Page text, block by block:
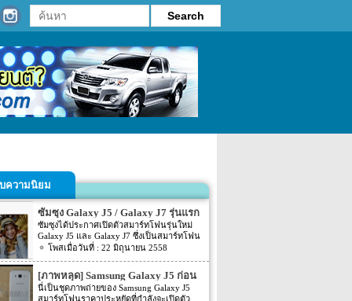
ความนิยม
ซัมซุง Galaxy J5 / Galaxy J7 รุ่นแรก
ที่มีไฟแฟลชด้านหน้า
ซัมซุงได้ประกาศเปิดตัวสมาร์ทโฟนรุ่นใหม่
Galaxy J5 และ Galaxy J7 ซึ่งเป็นสมาร์ทโฟน
รุ่นแรกของซัมซุงที่มีไฟ LED แฟลช ด้านหน้า
สัปดาห์ที่ผ่านมา แต่ยังไม่ชัดเจนว่าจะวาง
จำหน่ายทั่วโลกเมื่อใด
22 มิถุนายน 2558
[ภาพหลุด] Samsung Galaxy J5 ก่อน
เปิดตัว
นี่เป็นชุดภาพถ่ายของ Samsung Galaxy J5
สมาร์ทโฟนราคาประหยัดที่กำลังจะเปิดตัว